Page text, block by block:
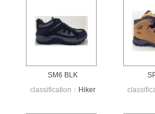
SM6 BLK
classification： Hiker